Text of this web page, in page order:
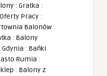
: Gratka :
Oferty Pracy :
Balonów :
: Balony
: Bańki
Rumia :
: Balony z